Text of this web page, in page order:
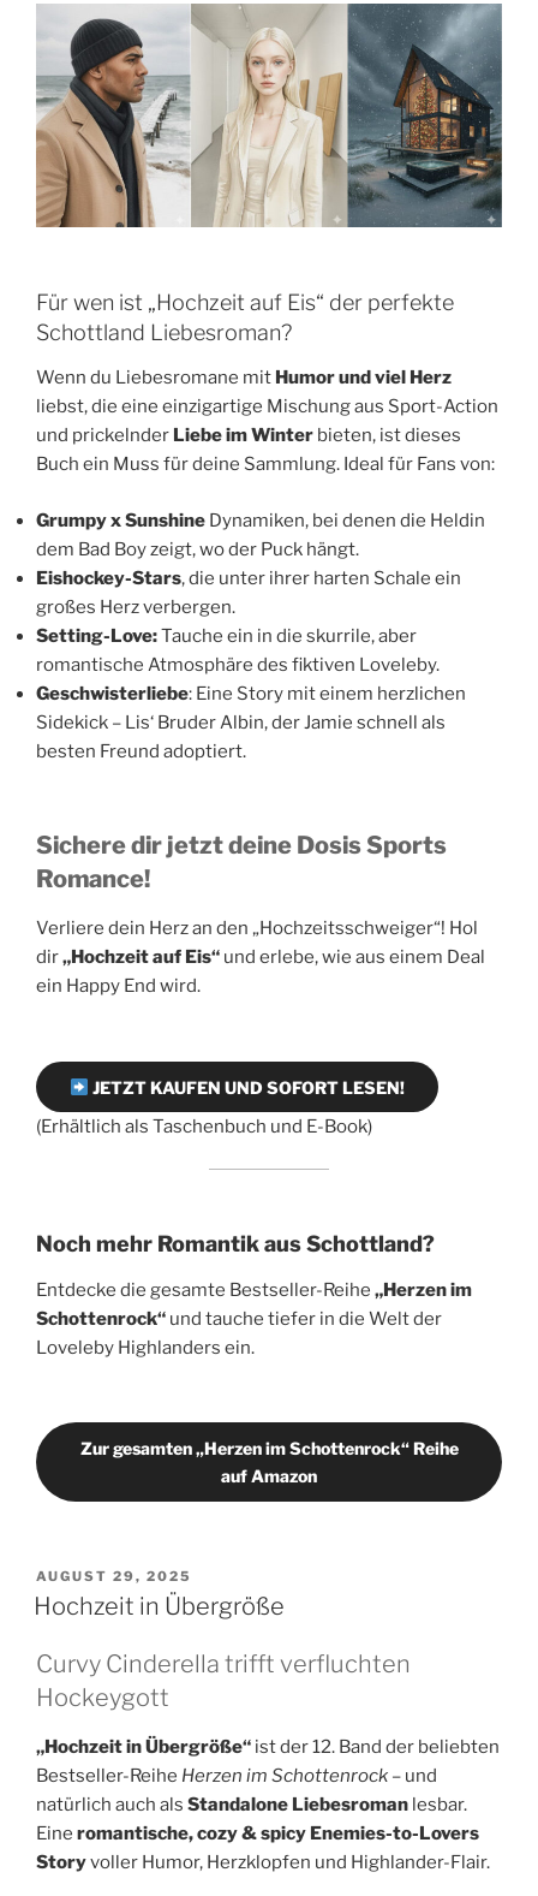
Für wen ist „Hochzeit auf Eis“ der perfekte
Schottland Liebesroman?
Wenn du Liebesromane mit Humor und viel Herz
liebst, die eine einzigartige Mischung aus Sport-Action
und prickelnder Liebe im Winter bieten, ist dieses
Buch ein Muss für deine Sammlung. Ideal für Fans von:
Grumpy x Sunshine Dynamiken, bei denen die Heldin
dem Bad Boy zeigt, wo der Puck hängt.
Eishockey-Stars, die unter ihrer harten Schale ein
großes Herz verbergen.
Setting-Love:Tauche ein in die skurrile, aber
romantische Atmosphäre des fiktiven Loveleby.
Geschwisterliebe: Eine Story mit einem herzlichen
Sidekick – Lis‘ Bruder Albin, der Jamie schnell als
besten Freund adoptiert.
Sichere dir jetzt deine Dosis Sports
Romance!
Verliere dein Herz an den „Hochzeitsschweiger“! Hol
dir„Hochzeit auf Eis“ und erlebe, wie aus einem Deal
ein Happy End wird.
JETZT KAUFEN UND SOFORT LESEN!
(Erhältlich als Taschenbuch und E-Book)
Noch mehr Romantik aus Schottland?
Entdecke die gesamte Bestseller-Reihe „Herzen im
Schottenrock“ und tauche tiefer in die Welt der
Loveleby Highlanders ein.
Zur gesamten „Herzen im Schottenrock“ Reihe
auf Amazon
VERÖFFENTLICHT
AM
AUGUST 29, 2025
Hochzeit in Übergröße
Curvy Cinderella trifft verfluchten
Hockeygott
„Hochzeit in Übergröße“ ist der 12. Band der beliebten
Bestseller-Reihe Herzen im Schottenrock – und
natürlich auch als Standalone Liebesroman lesbar.
Eine romantische, cozy & spicy Enemies-to-Lovers
Storyvoller Humor, Herzklopfen und Highlander-Flair.